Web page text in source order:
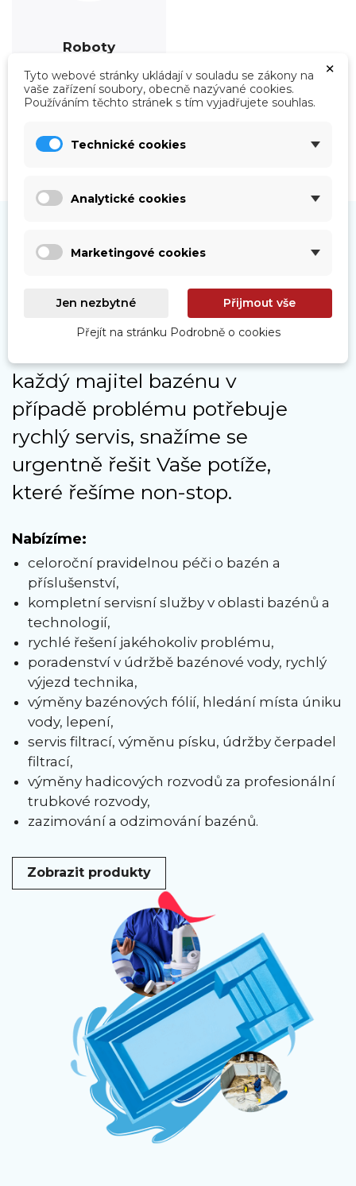
Roboty
Naše služby
každý majitel bazénu v
případě problému potřebuje
rychlý servis, snažíme se
urgentně řešit Vaše potíže,
které řešíme non-stop.
Nabízíme:
celoroční pravidelnou péči o bazén a
příslušenství,
kompletní servisní služby v oblasti bazénů a
technologií,
rychlé řešení jakéhokoliv problému,
poradenství v údržbě bazénové vody, rychlý
výjezd technika,
výměny bazénových fólií, hledání místa úniku
vody, lepení,
servis filtrací, výměnu písku, údržby čerpadel
filtrací,
výměny hadicových rozvodů za profesionální
trubkové rozvody,
zazimování a odzimování bazénů.
Zobrazit produkty
×
Tyto webové stránky ukládají v souladu se zákony na
vaše zařízení soubory, obecně nazývané cookies.
Používáním těchto stránek s tím vyjadřujete souhlas.
Technické cookies
Analytické cookies
Marketingové cookies
Jen nezbytné Přijmout vše
Přejít na stránku Podrobně o cookies